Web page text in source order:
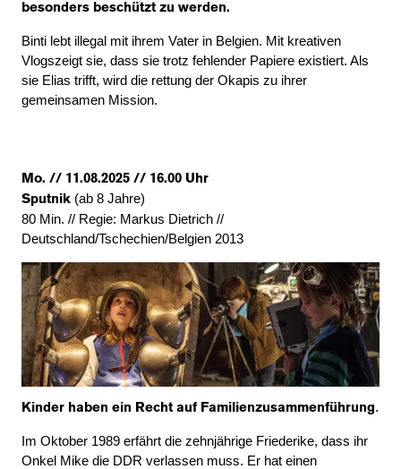
besonders beschützt zu werden.
Binti lebt illegal mit ihrem Vater in Belgien. Mit kreativen
Vlogszeigt sie, dass sie trotz fehlender Papiere existiert. Als
sie Elias trifft, wird die rettung der Okapis zu ihrer
gemeinsamen Mission.
Mo. // 11.08.2025 // 16.00 Uhr
Sputnik (ab 8 Jahre)
80 Min. // Regie: Markus Dietrich //
Deutschland/Tschechien/Belgien 2013
Kinder haben ein Recht auf Familienzusammenführung.
Im Oktober 1989 erfährt die zehnjährige Friederike, dass ihr
Onkel Mike die DDR verlassen muss. Er hat einen